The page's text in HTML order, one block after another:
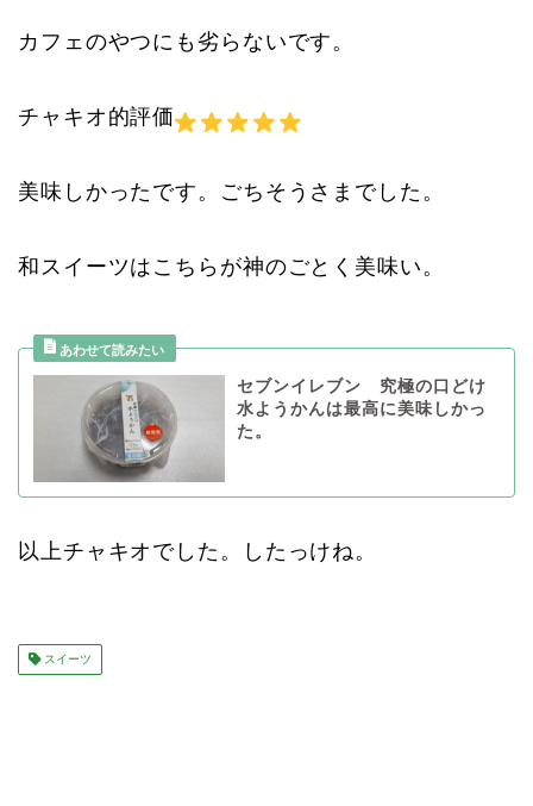
カフェのやつにも劣らないです。
チャキオ的評価
美味しかったです。ごちそうさまでした。
和スイーツはこちらが神のごとく美味い。
セブンイレブン 究極の口どけ
水ようかんは最高に美味しかっ
た。
以上チャキオでした。したっけね。
スイーツ